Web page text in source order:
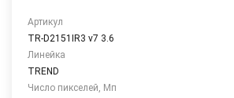
Артикул
TR-D2151IR3 v7 3.6
Линейка
TREND
Число пикселей, Мп